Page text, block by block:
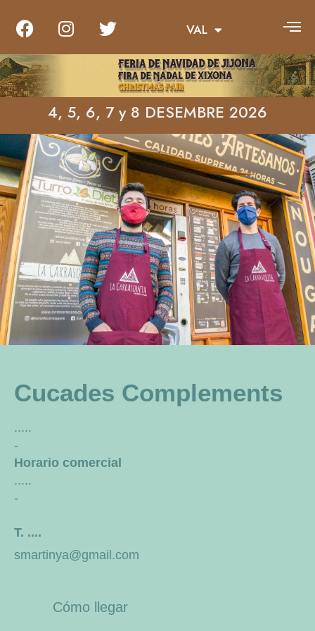
VAL
ENG
4, 5, 6, 7 y 8 DESEMBRE 2026
Cucades Complements
.....
-
Horario comercial
.....
-
T. ....
smartinya@gmail.com
Cómo llegar